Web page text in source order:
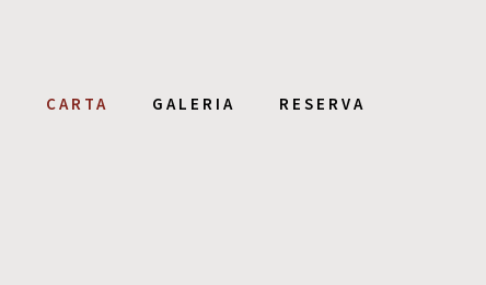
CARTA GALERIA RESERVA